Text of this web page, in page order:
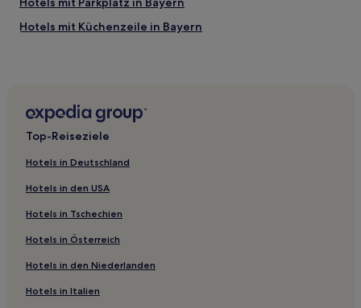
Hotels mit Küchenzeile in Bayern
Business in Bayern
Hotels mit Wellnessbereich in Bayern
Familien nahe Roberto Beach
Günstige nahe Roberto Beach
Luxus nahe Roberto Beach
Haustierfreundliche nahe Roberto Beach
Haustierfreundliche in Neuperlach
Hotels mit Parkplatz in Neuperlach
Top-Reiseziele
Hotels in Deutschland
Hotels in den USA
Hotels in Tschechien
Hotels in Österreich
Hotels in den Niederlanden
Hotels in Italien